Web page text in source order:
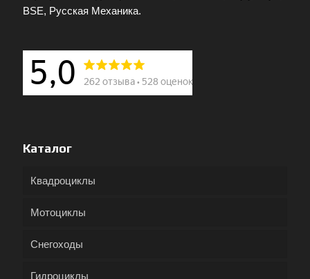
BSE, Русская Механика.
Каталог
Квадроциклы
Мотоциклы
Снегоходы
Гидроциклы